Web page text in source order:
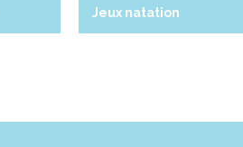
Jeux natation